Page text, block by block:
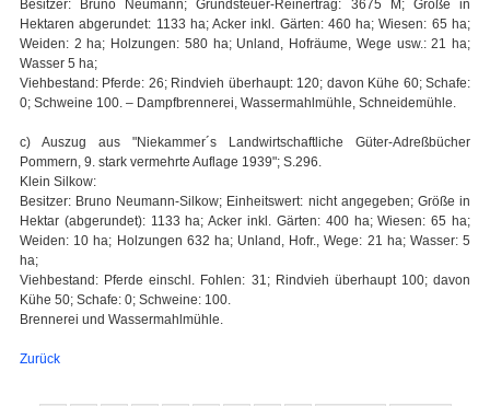
Besitzer: Bruno Neumann; Grundsteuer-Reinertrag: 3675 M; Größe in
Hektaren abgerundet: 1133 ha; Acker inkl. Gärten: 460 ha; Wiesen: 65 ha;
Weiden: 2 ha; Holzungen: 580 ha; Unland, Hofräume, Wege usw.: 21 ha;
Wasser 5 ha;
Viehbestand: Pferde: 26; Rindvieh überhaupt: 120; davon Kühe 60; Schafe:
0; Schweine 100. – Dampfbrennerei, Wassermahlmühle, Schneidemühle.
c) Auszug aus "Niekammer´s Landwirtschaftliche Güter-Adreßbücher
Pommern, 9. stark vermehrte Auflage 1939"; S.296.
Klein Silkow:
Besitzer: Bruno Neumann-Silkow; Einheitswert: nicht angegeben; Größe in
Hektar (abgerundet): 1133 ha; Acker inkl. Gärten: 400 ha; Wiesen: 65 ha;
Weiden: 10 ha; Holzungen 632 ha; Unland, Hofr., Wege: 21 ha; Wasser: 5
ha;
Viehbestand: Pferde einschl. Fohlen: 31; Rindvieh überhaupt 100; davon
Kühe 50; Schafe: 0; Schweine: 100.
Brennerei und Wassermahlmühle.
Zurück